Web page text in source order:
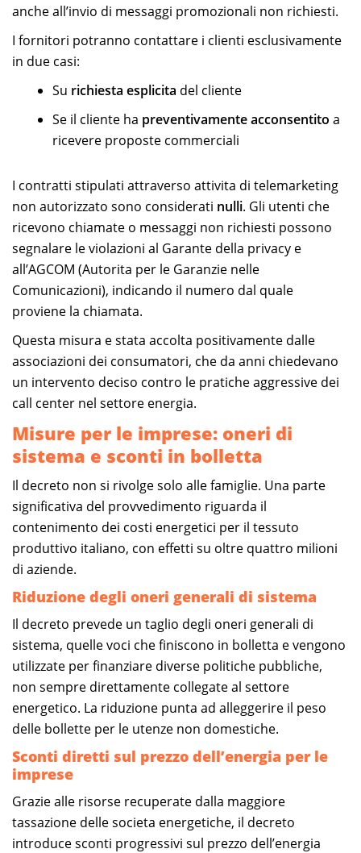
anche all’invio di messaggi promozionali non richiesti.
I fornitori potranno contattare i clienti esclusivamente
in due casi:
Su richiesta esplicita del cliente
Se il cliente ha preventivamente acconsentito a
ricevere proposte commerciali
I contratti stipulati attraverso attivita di telemarketing
non autorizzato sono considerati nulli. Gli utenti che
ricevono chiamate o messaggi non richiesti possono
segnalare le violazioni al Garante della privacy e
all’AGCOM (Autorita per le Garanzie nelle
Comunicazioni), indicando il numero dal quale
proviene la chiamata.
Questa misura e stata accolta positivamente dalle
associazioni dei consumatori, che da anni chiedevano
un intervento deciso contro le pratiche aggressive dei
call center nel settore energia.
Misure per le imprese: oneri di
sistema e sconti in bolletta
Il decreto non si rivolge solo alle famiglie. Una parte
significativa del provvedimento riguarda il
contenimento dei costi energetici per il tessuto
produttivo italiano, con effetti su oltre quattro milioni
di aziende.
Riduzione degli oneri generali di sistema
Il decreto prevede un taglio degli oneri generali di
sistema, quelle voci che finiscono in bolletta e vengono
utilizzate per finanziare diverse politiche pubbliche,
non sempre direttamente collegate al settore
energetico. La riduzione punta ad alleggerire il peso
delle bollette per le utenze non domestiche.
Sconti diretti sul prezzo dell’energia per le
imprese
Grazie alle risorse recuperate dalla maggiore
tassazione delle societa energetiche, il decreto
introduce sconti progressivi sul prezzo dell’energia